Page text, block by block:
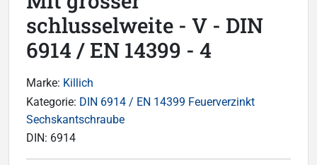
schlusselweite - V - DIN
6914 / EN 14399 - 4
Marke: Killich
Kategorie: DIN 6914 / EN 14399 Feuerverzinkt
Sechskantschraube
DIN: 6914